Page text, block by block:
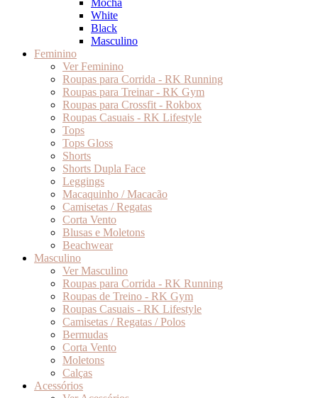
Mocha
White
Black
Masculino
Feminino
Ver Feminino
Roupas para Corrida - RK Running
Roupas para Treinar - RK Gym
Roupas para Crossfit - Rokbox
Roupas Casuais - RK Lifestyle
Tops
Tops Gloss
Shorts
Shorts Dupla Face
Leggings
Macaquinho / Macacão
Camisetas / Regatas
Corta Vento
Blusas e Moletons
Beachwear
Masculino
Ver Masculino
Roupas para Corrida - RK Running
Roupas de Treino - RK Gym
Roupas Casuais - RK Lifestyle
Camisetas / Regatas / Polos
Bermudas
Corta Vento
Moletons
Calças
Acessórios